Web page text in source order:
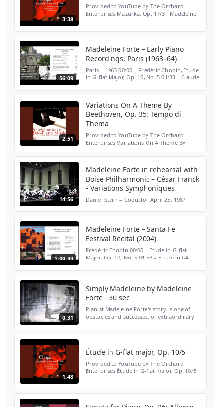
3:38
Provided to YouTube by The Orchard
Enterprises Mazurka, Op. 17/3 · Madeleine
56:09
Madeleine Forte – Early Piano
Recordings, Paris (1963–64)
Paris – 1963 00:00 – Frédéric Chopin, Etude
in G-flat Major, Op. 10, No. 5 01:33 – Claude
2:51
Variations On A Theme By
Beethoven, Op. 35: Tempo di
Thema
Provided to YouTube by The Orchard
Enterprises Variations On A Theme By
14:56
Madeleine Forte in rehearsal with
Boise Philharmonic – César Franck
- Variations Symphoniques
Daniel Stern – Coductor April 25, 1987
1:00:44
Madeleine Forte – Santa Fe
Festival Recital (2004)
Frédéric Chopin 00:00 – Etude in G-flat
Major, Op. 10, No. 5 01:53 – Etude in G#
0:31
Simply Madeleine by Madeleine
Forte - 30 sec
Pianist Madeleine Forte's story is one of
obstacles and successes, of extraordinary
1:48
Étude in G-flat major, Op. 10/5
Provided to YouTube by The Orchard
Enterprises Étude in G-flat major, Op. 10/5 ·